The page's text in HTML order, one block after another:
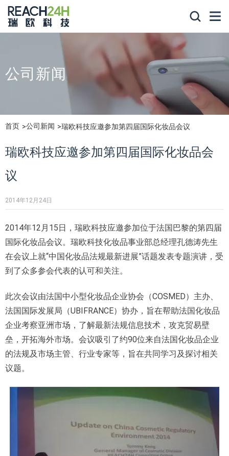
公司新闻
首页 公司新闻 瑞欧科技应邀参加第四届国际化妆品会议
瑞欧科技应邀参加第四届国际化妆品会
议
2014年12月24日
2014年12月15日，瑞欧科技应邀参加位于法国巴黎的第四届
国际化妆品会议。瑞欧科技化妆品事业部总经理孔德涛先生
在会议上就“中国化妆品法规最新进展”话题发表专题演讲，受
到了众多参会代表的认可和关注。
此次会议由法国中小型化妆品企业协会（COSMED）主办、
法国国际发展局（UBIFRANCE）协办，旨在帮助法国化妆品
企业考察亚洲市场，了解最新法规信息技术，攻克贸易壁
垒，开拓海外市场。会议吸引了约90位来自法国化妆品企业
的法规及市场主管、行业专家等，旨在共同学习及探讨相关
议题。